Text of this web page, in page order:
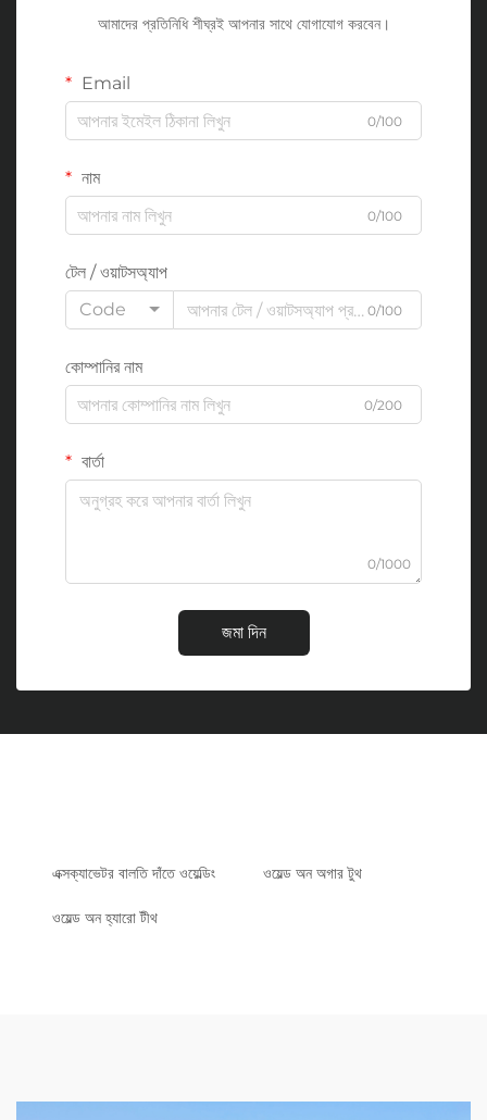
আমাদের প্রতিনিধি শীঘ্রই আপনার সাথে যোগাযোগ করবেন।
Email
0/100
নাম
0/100
টেল / ওয়াটসঅ্যাপ
Code
0/100
কোম্পানির নাম
0/200
বার্তা
0/1000
জমা দিন
এক্সক্যাভেটর বালতি দাঁতে ওয়েল্ডিং ওয়েল্ড অন অগার টুথ
ওয়েল্ড অন হ্যারো টীথ